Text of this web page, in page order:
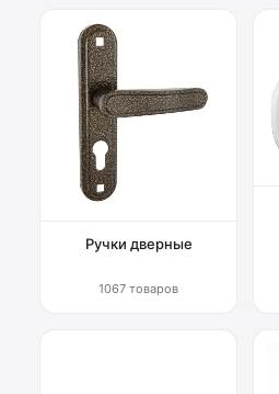
Ручки дверные
1067 товаров